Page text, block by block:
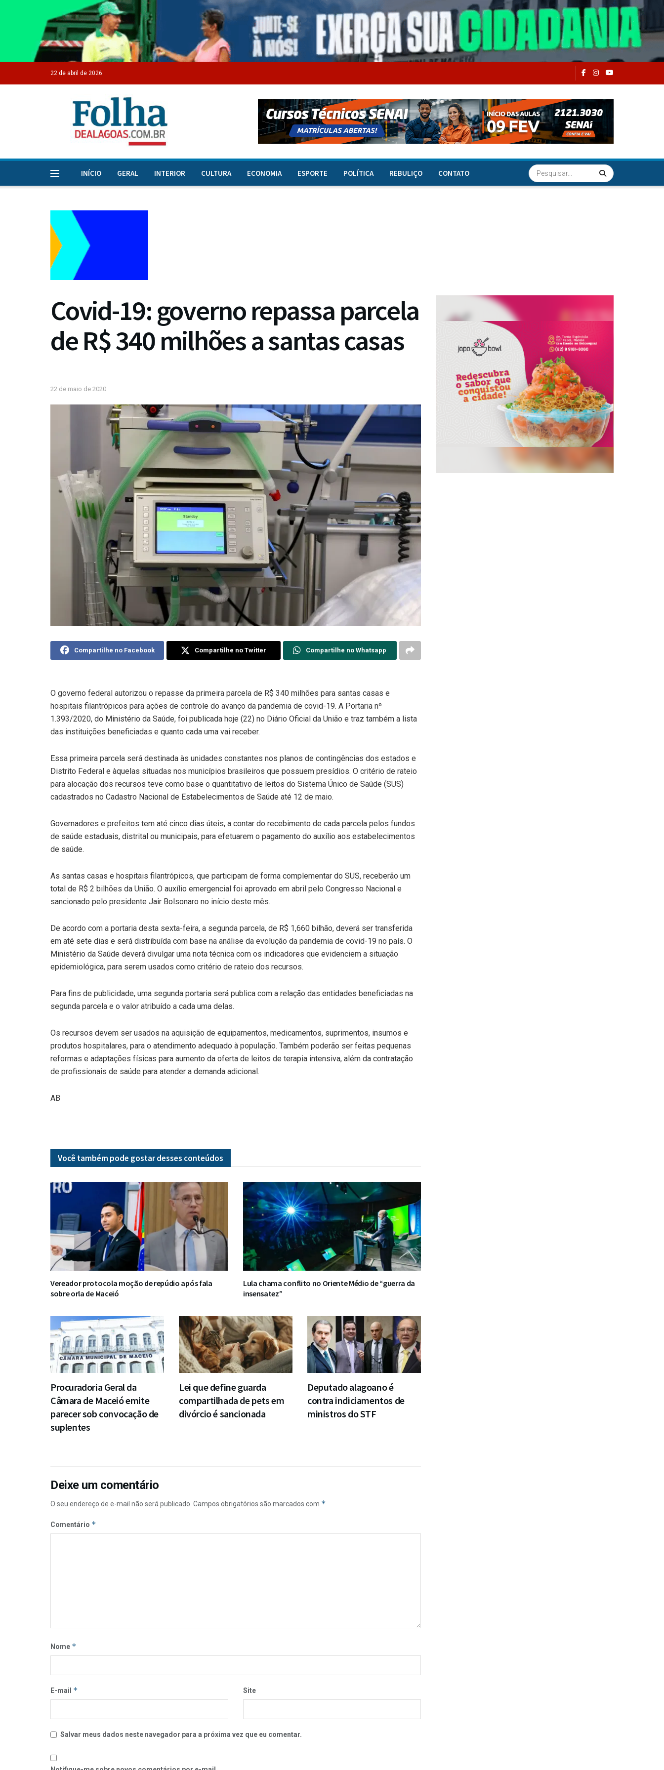
22 de abril de 2026
INÍCIO GERAL INTERIOR CULTURA ECONOMIA ESPORTE POLÍTICA REBULIÇO CONTATO
Covid-19: governo repassa parcela
de R$ 340 milhões a santas casas
22 de maio de 2020
Compartilhe no Facebook Compartilhe no Twitter Compartilhe no Whatsapp
O governo federal autorizou o repasse da primeira parcela de R$ 340 milhões para santas casas e
hospitais filantrópicos para ações de controle do avanço da pandemia de covid-19. A Portaria nº
1.393/2020, do Ministério da Saúde, foi publicada hoje (22) no Diário Oficial da União e traz também a lista
das instituições beneficiadas e quanto cada uma vai receber.
Essa primeira parcela será destinada às unidades constantes nos planos de contingências dos estados e
Distrito Federal e àquelas situadas nos municípios brasileiros que possuem presídios. O critério de rateio
para alocação dos recursos teve como base o quantitativo de leitos do Sistema Único de Saúde (SUS)
cadastrados no Cadastro Nacional de Estabelecimentos de Saúde até 12 de maio.
Governadores e prefeitos tem até cinco dias úteis, a contar do recebimento de cada parcela pelos fundos
de saúde estaduais, distrital ou municipais, para efetuarem o pagamento do auxílio aos estabelecimentos
de saúde.
As santas casas e hospitais filantrópicos, que participam de forma complementar do SUS, receberão um
total de R$ 2 bilhões da União. O auxílio emergencial foi aprovado em abril pelo Congresso Nacional e
sancionado pelo presidente Jair Bolsonaro no início deste mês.
De acordo com a portaria desta sexta-feira, a segunda parcela, de R$ 1,660 bilhão, deverá ser transferida
em até sete dias e será distribuída com base na análise da evolução da pandemia de covid-19 no país. O
Ministério da Saúde deverá divulgar uma nota técnica com os indicadores que evidenciem a situação
epidemiológica, para serem usados como critério de rateio dos recursos.
Para fins de publicidade, uma segunda portaria será publica com a relação das entidades beneficiadas na
segunda parcela e o valor atribuído a cada uma delas.
Os recursos devem ser usados na aquisição de equipamentos, medicamentos, suprimentos, insumos e
produtos hospitalares, para o atendimento adequado à população. Também poderão ser feitas pequenas
reformas e adaptações físicas para aumento da oferta de leitos de terapia intensiva, além da contratação
de profissionais de saúde para atender a demanda adicional.
AB
Você também pode gostar desses conteúdos
Vereador protocola moção de repúdio após fala
sobre orla de Maceió
Lula chama conflito no Oriente Médio de “guerra da
insensatez”
Procuradoria Geral da
Câmara de Maceió emite
parecer sob convocação de
suplentes
Lei que define guarda
compartilhada de pets em
divórcio é sancionada
Deputado alagoano é
contra indiciamentos de
ministros do STF
Deixe um comentário
O seu endereço de e-mail não será publicado. Campos obrigatórios são marcados com *
Comentário *
Nome *
E-mail * Site
Salvar meus dados neste navegador para a próxima vez que eu comentar.